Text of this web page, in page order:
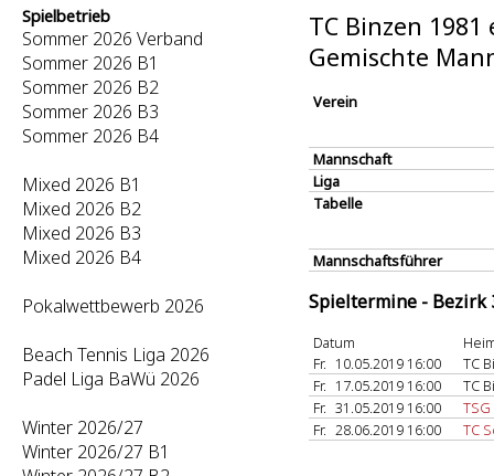
Spielbetrieb
Sommer 2026 Verband
Sommer 2026 B1
Sommer 2026 B2
Sommer 2026 B3
Sommer 2026 B4
Mixed 2026 B1
Mixed 2026 B2
Mixed 2026 B3
Mixed 2026 B4
Pokalwettbewerb 2026
Beach Tennis Liga 2026
Padel Liga BaWü 2026
Winter 2026/27
Winter 2026/27 B1
TC Binzen 1981
Gemischte
Verein
Mannschaft
Liga
Tabelle
Mannschaftsführer
Spieltermine - Bezirk
Datum
Fr. 10.05.2019 16:00
TC
Fr. 17.05.2019 16:00
TC
Fr. 31.05.2019 16:00
Fr. 28.06.2019 16:00 TC